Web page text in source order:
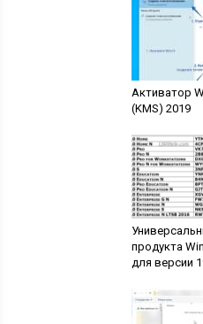
Активатор
(KMS) 2019
продукта
для версии